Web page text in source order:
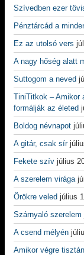
Szívedben ezer
Pénztárcád a
Ez az utolsó vers
A nagy hőség alatt
Suttogom a neved
TiniTitkok – Amikor
formálják az életed
Boldog névnapot
A gitár, csak sír
Fekete szív július
A szerelem virága
Örökre veled július
Szárnyaló szerelem
A csend mélyén
Amikor végre